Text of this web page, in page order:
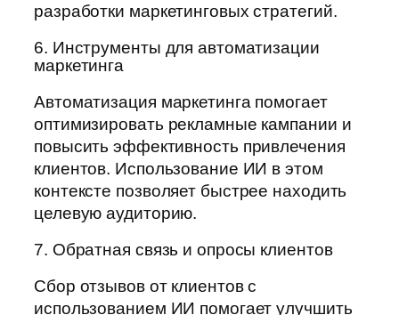
разработки маркетинговых стратегий.
6. Инструменты для автоматизации
маркетинга
Автоматизация маркетинга помогает
оптимизировать рекламные кампании и
повысить эффективность привлечения
клиентов. Использование ИИ в этом
контексте позволяет быстрее находить
целевую аудиторию.
7. Обратная связь и опросы клиентов
Сбор отзывов от клиентов с
использованием ИИ помогает улучшить